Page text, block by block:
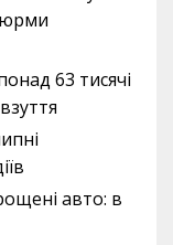
63 тисячі
авто: в